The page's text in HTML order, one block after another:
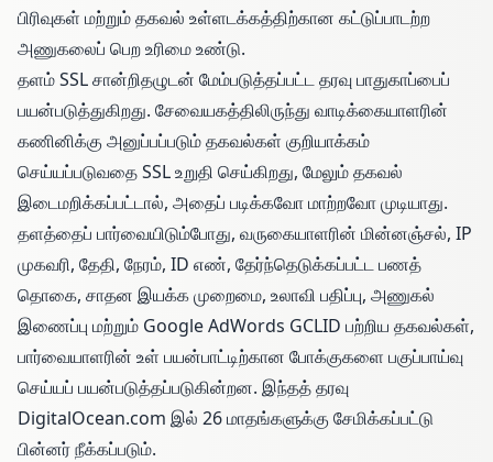
பிரிவுகள் மற்றும் தகவல் உள்ளடக்கத்திற்கான கட்டுப்பாடற்ற
அணுகலைப் பெற உரிமை உண்டு.
தளம் SSL சான்றிதழுடன் மேம்படுத்தப்பட்ட தரவு பாதுகாப்பைப்
பயன்படுத்துகிறது. சேவையகத்திலிருந்து வாடிக்கையாளரின்
கணினிக்கு அனுப்பப்படும் தகவல்கள் குறியாக்கம்
செய்யப்படுவதை SSL உறுதி செய்கிறது, மேலும் தகவல்
இடைமறிக்கப்பட்டால், அதைப் படிக்கவோ மாற்றவோ முடியாது.
தளத்தைப் பார்வையிடும்போது, ​​வருகையாளரின் மின்னஞ்சல், IP
முகவரி, தேதி, நேரம், ID எண், தேர்ந்தெடுக்கப்பட்ட பணத்
தொகை, சாதன இயக்க முறைமை, உலாவி பதிப்பு, அணுகல்
இணைப்பு மற்றும் Google AdWords GCLID பற்றிய தகவல்கள்,
பார்வையாளரின் உள் பயன்பாட்டிற்கான போக்குகளை பகுப்பாய்வு
செய்யப் பயன்படுத்தப்படுகின்றன. இந்தத் தரவு
DigitalOcean.com இல் 26 மாதங்களுக்கு சேமிக்கப்பட்டு
பின்னர் நீக்கப்படும்.